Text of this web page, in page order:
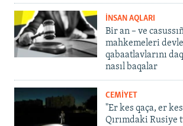
İNSAN AQLARI
Bir an – ve
mahkemeleri
qabaatlavlarını
nasıl baqalar
CEMİYET
"Er kes qaça, er
Qırımdaki Rusiye